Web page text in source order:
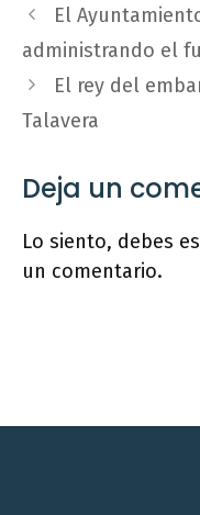
El
administrando el
El rey del
Talavera
Deja un
Lo siento, debes
un comentario.